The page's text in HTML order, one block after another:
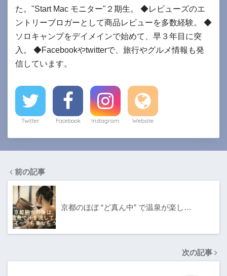
た。"Start Mac モニター"２期生。 ◆レビューズのエ
ントリーブロガーとして商品レビューを多数経験。 ◆
ソロキャンプをデイメインで始めて、早３年目に突
入。 ◆Facebookやtwitterで、旅行やグルメ情報も発
信しています。
Twitter Facebook Instagram Website
前の記事
京都のほぼ “ど真ん中” で温泉が楽し…
次の記事